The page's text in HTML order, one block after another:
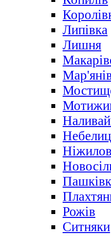
Липівка
Лишня
Рожів
Ситняки